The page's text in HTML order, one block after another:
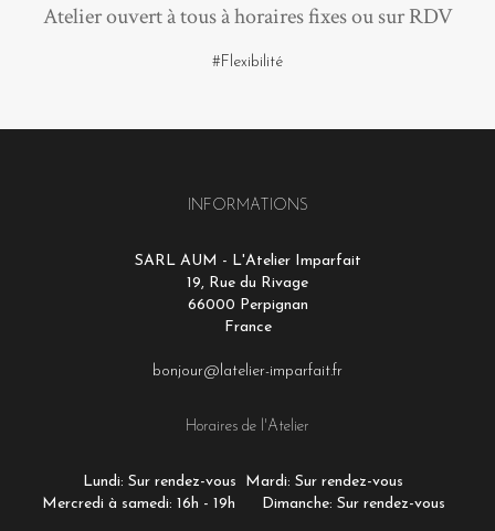
Atelier ouvert à tous à horaires fixes ou sur RDV
#Flexibilité
INFORMATIONS
SARL AUM - L'Atelier Imparfait
19, Rue du Rivage
66000 Perpignan
France
bonjour@latelier-imparfait.fr
Horaires de l'Atelier
Lundi: Sur rendez-vous
Mardi: Sur rendez-vous
Mercredi à samedi: 16h - 19h
Dimanche: Sur rendez-vous